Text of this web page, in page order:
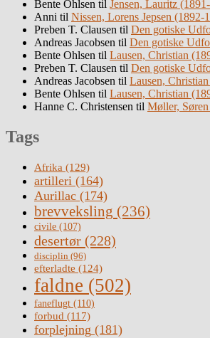
Bente Ohlsen til Jensen, Lauritz
Anni til Nissen, Lorens Jepsen (1892-
Preben T. Clausen til Den gotiske
Andreas Jacobsen til Den gotiske
Bente Ohlsen til Lausen, Christian
Preben T. Clausen til Den gotiske
Andreas Jacobsen til Lausen,
Bente Ohlsen til Lausen, Christian
Hanne C. Christensen til Møller,
Tags
Afrika (129)
artilleri (164)
Aurillac (174)
brevveksling (236)
civile (107)
desertør (228)
disciplin (96)
efterladte (124)
faldne (502)
faneflugt (110)
forbud (117)
forplejning (181)